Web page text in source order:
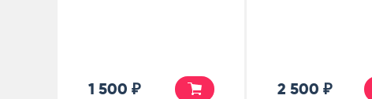
1 500 ₽ 2 500 ₽